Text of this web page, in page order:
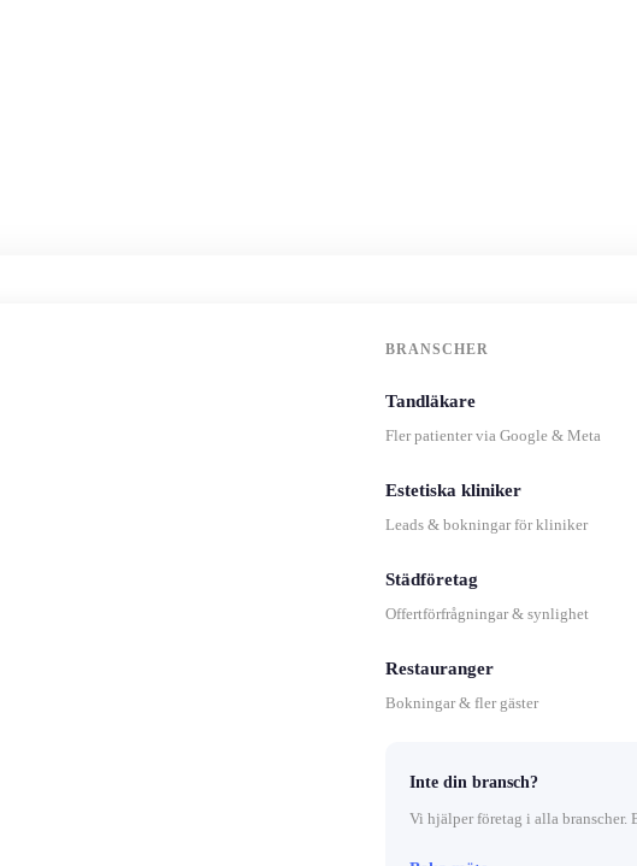
BRANSCHER
Tandläkare
Fler patienter via Google & Meta
Estetiska kliniker
Leads & bokningar för kliniker
Städföretag
Offertförfrågningar & synlighet
Restauranger
Bokningar & fler gäster
Inte din bransch?
Vi hjälper företag i alla branscher.